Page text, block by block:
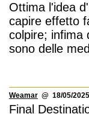
Ottima l'idea
capire effetto
colpire; infima
sono delle
Weamar @ 18/05/
Final